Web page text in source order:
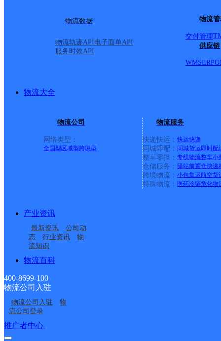
物流数据
物流轨迹API电子面单API
服务时效API
物流
交付管理
供应链
WMSERP
物流大全
物流公司
网络类型：
全国型 区域型跨境型
物流服务
快递快运： 快运快递
同城即配： 同城货运即时配
整车零担： 专线物流整车小
仓储服务： 驿站前置仓快递
跨境物流： 小包集运航空货
特殊物流： 医药冷链危化物
产业资讯
最新资讯
公司动
态
行业资讯
物
流知识
物流百科
400-8699-100
物流公司入驻
物流公司入驻
物
流公司登录
推广者中心
呼市六中
呼市裕隆工业园区
呼和浩特天骄花园
呼和浩特锡林南路分部
呼和浩特赛罕区西喇嘛
经营分部
呼和浩特玉泉区姜家营
接口API